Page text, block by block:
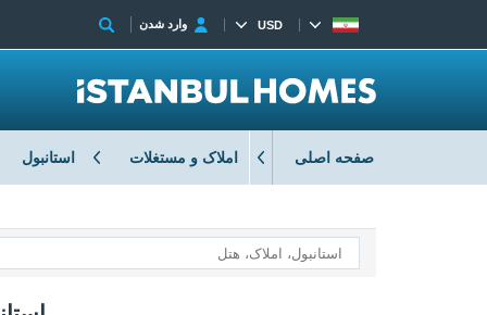
صفحه اصلی املاک و مستغلات استانبول
USD وارد شدن